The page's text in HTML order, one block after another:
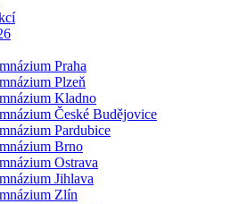
Praha
Plzeň
Kladno
České Budějovice
Pardubice
Brno
Ostrava
Jihlava
Zlín